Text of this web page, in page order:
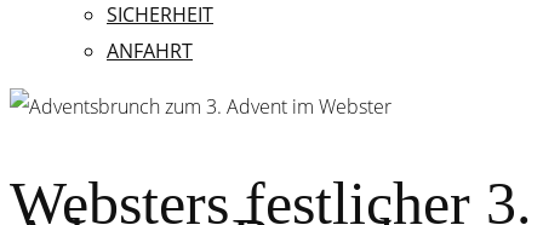
SICHERHEIT
ANFAHRT
Websters festlicher 3.